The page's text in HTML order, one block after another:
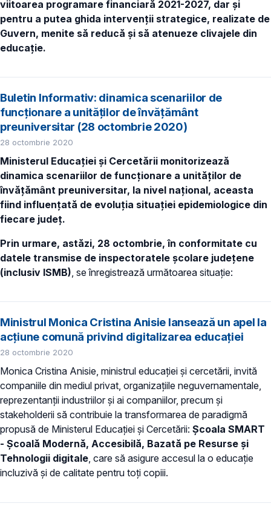
viitoarea programare financiară 2021-2027, dar și
pentru a putea ghida intervenții strategice, realizate de
Guvern, menite să reducă și să atenueze clivajele din
educație.
Buletin Informativ: dinamica scenariilor de
funcționare a unităților de învățământ
preuniversitar (28 octombrie 2020)
28 octombrie 2020
Ministerul Educației și Cercetării monitorizează
dinamica scenariilor de funcționare a unităților de
învățământ preuniversitar, la nivel național, aceasta
fiind influențată de evoluția situației epidemiologice din
fiecare județ.
Prin urmare, astăzi, 28 octombrie, în conformitate cu
datele transmise de inspectoratele școlare județene
(inclusiv ISMB) , se înregistrează următoarea situație:
Ministrul Monica Cristina Anisie lansează un apel la
acțiune comună privind digitalizarea educației
28 octombrie 2020
Monica Cristina Anisie, ministrul educației și cercetării, invită
companiile din mediul privat, organizațiile neguvernamentale,
reprezentanții industriilor și ai companiilor, precum și
stakeholderii să contribuie la transformarea de paradigmă
propusă de Ministerul Educației și Cercetării: Școala SMART
- Școală Modernă, Accesibilă, Bazată pe Resurse și
Tehnologii digitale , care să asigure accesul la o educație
incluzivă și de calitate pentru toți copiii.